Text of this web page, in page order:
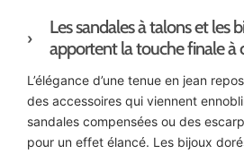
Les sandales à talons et les
apportent la touche finale à
L’élégance d’une tenue en jean
des accessoires qui viennent
sandales compensées ou des
pour un effet élancé. Les bijoux